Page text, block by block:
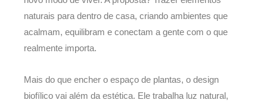
naturais para dentro de casa, criando ambientes que
acalmam, equilibram e conectam a gente com o que
realmente importa.
Mais do que encher o espaço de plantas, o design
biofílico vai além da estética. Ele trabalha luz natural,